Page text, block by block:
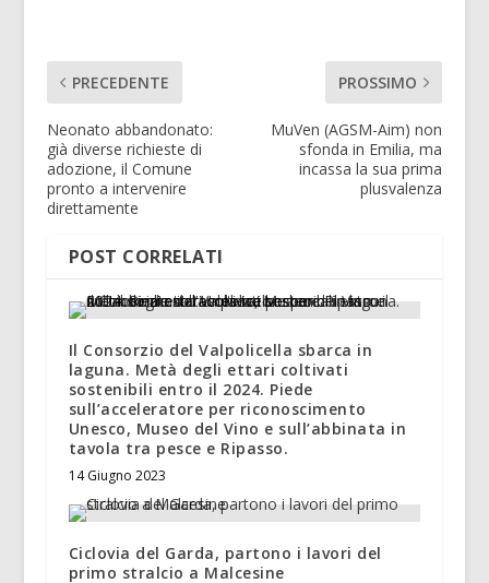
PRECEDENTE
Neonato abbandonato:
già diverse richieste di
adozione, il Comune
pronto a intervenire
direttamente
PROSSIMO
MuVen (AGSM-Aim) non
sfonda in Emilia, ma
incassa la sua prima
plusvalenza
POST CORRELATI
Il Consorzio del Valpolicella sbarca in
laguna. Metà degli ettari coltivati
sostenibili entro il 2024. Piede
sull’acceleratore per riconoscimento
Unesco, Museo del Vino e sull’abbinata in
tavola tra pesce e Ripasso.
14 Giugno 2023
Ciclovia del Garda, partono i lavori del
primo stralcio a Malcesine